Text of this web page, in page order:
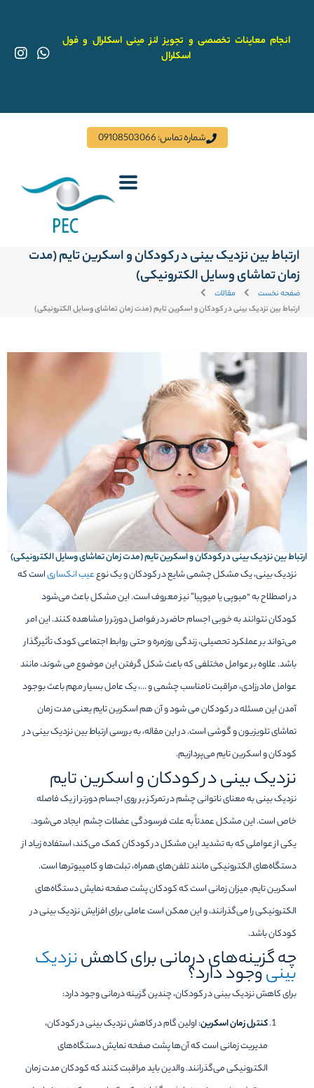
انجام معاینات تخصصی و تجویز لنز مینی اسکلرال و فول
اسکلرال
W
s
I
a
شماره تماس: 09108503066
ارتباط بین نزدیک بینی در کودکان و اسکرین تایم (مدت
زمان تماشای وسایل الکترونیکی)
ضفحه نخست
مقالات
ارتباط بین نزدیک بینی در کودکان و اسکرین تایم (مدت زمان تماشای وسایل الکترونیکی)
ارتباط بین نزدیک بینی در کودکان و اسکرین تایم (مدت زمان تماشای وسایل الکترونیکی)
نزدیک بینی، یک مشکل چشمی شایع در کودکان و یک نوععیب انکساریاست که
در اصطلاح به “میوپی یا میوپیا” نیز معروف است. این مشکل باعث می‌شود
کودکان نتوانند به خوبی اجسام حاضر در فواصل دورتر را مشاهده کنند. این امر
می‌تواند بر عملکرد تحصیلی، زندگی روزمره و حتی روابط اجتماعی کودک تأثیرگذار
باشد. علاوه بر عوامل مختلفی که باعث شکل گرفتن این موضوع می شوند، مانند
عوامل مادرزادی، مراقبت نامناسب چشمی و …، یک عامل بسیار مهم باعث بوجود
آمدن این مسئله در کودکان می شود و آن هم اسکرین تایم یعنی مدت زمان
تماشای تلویزیون و گوشی است. در این مقاله، به بررسی ارتباط بین نزدیک بینی در
کودکان و اسکرین تایم می‌پردازیم.
نزدیک بینی در کودکان و اسکرین تایم
نزدیک بینی به معنای ناتوانی چشم در تمرکز بر روی اجسام دورتر از یک فاصله
خاص است. این مشکل عمدتاً به علت فرسودگی عضلات چشم ایجاد می‌شود.
یکی از عواملی که به تشدید این مشکل در کودکان کمک می‌کند، استفاده زیاد از
دستگاه‌های الکترونیکی مانند تلفن‌های همراه، تبلت‌ها و کامپیوترها است.
اسکرین تایم، میزان زمانی است که کودکان پشت صفحه نمایش دستگاه‌های
الکترونیکی را می‌گذرانند، و این ممکن است عاملی برای افزایش نزدیک بینی در
کودکان باشد.
چه گزینه‌های درمانی برای کاهشنزدیک
بینیوجود دارد؟
برای کاهش نزدیک بینی در کودکان، چندین گزینه درمانی وجود دارد:
کنترل زمان اسکرین: اولین گام در کاهش نزدیک بینی در کودکان،
مدیریت زمانی است که آن‌ها پشت صفحه نمایش دستگاه‌های
الکترونیکی می‌گذرانند. والدین باید مراقبت کنند که کودکان مدت زمان